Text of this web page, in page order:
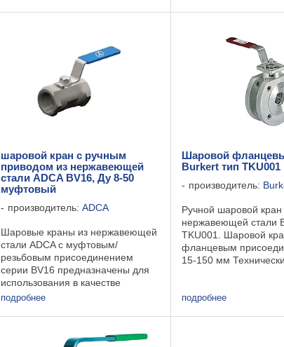
полнопроходная,
шаровой кран с ручным
приводом из нержавеющей
стали ADCA BV16, Ду 8-50
муфтовый
производитель: ADCA
Шаровые краны из нержавеющей
стали ADCA с муфтовым/
резьбовым присоединением
серии BV16 предназначены для
использования в качестве
запорного устройства полностью
среды на трубопроводах
транспортирующих: воду, пар (до
подробнее
Шаровой
Burkert тип TKU001
производитель:
Ручной шаровой кран
нержавеющей стали
TKU001. Шаровой
фланцевым
15-150 мм
подробнее